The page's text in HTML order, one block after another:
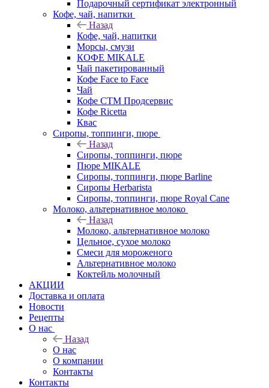
Подарочный сертификат электронный
Кофе, чай, напитки
Назад
Кофе, чай, напитки
Морсы, смузи
КОФЕ MIKALE
Чай пакетированный
Кофе Face to Face
Чай
Кофе СТМ Продсервис
Кофе Ricetta
Квас
Сиропы, топпинги, пюре
Назад
Сиропы, топпинги, пюре
Пюре MIKALE
Сиропы, топпинги, пюре Barline
Сиропы Herbarista
Сиропы, топпинги, пюре Royal Cane
Молоко, альтернативное молоко
Назад
Молоко, альтернативное молоко
Цельное, сухое молоко
Смеси для мороженого
Альтернативное молоко
Коктейль молочный
АКЦИИ
Доставка и оплата
Новости
Рецепты
О нас
Назад
О нас
О компании
Контакты
Контакты